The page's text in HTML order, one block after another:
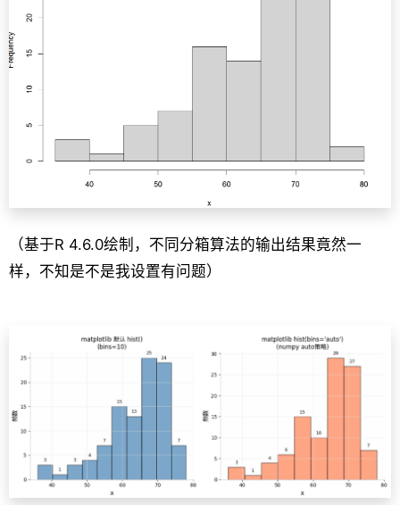
（基于R 4.6.0绘制，不同分箱算法的输出结果竟然一
样，不知是不是我设置有问题）